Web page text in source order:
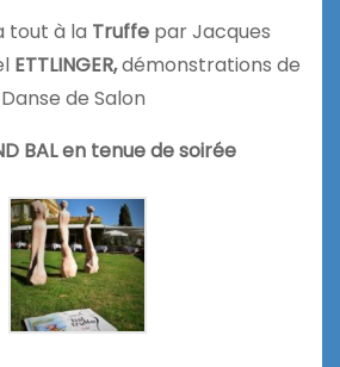
tout à la Truffepar Jacques
ETTLINGER,démonstrations de
Danse de Salon
BAL en tenue de soirée